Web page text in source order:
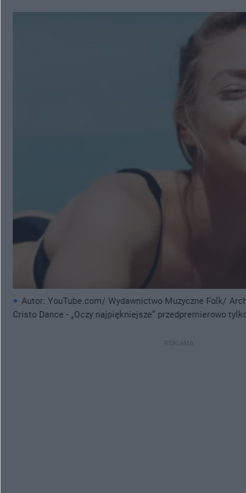
Autor: YouTube.com/ Wydawnictwo Muzyczne Folk/
Cristo Dance - „Oczy najpiękniejsze” przedpremierowo